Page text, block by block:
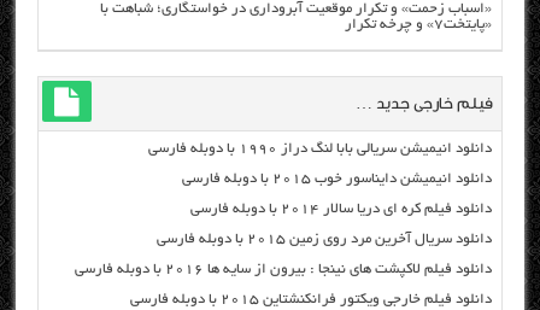
«اسباب زحمت» و تکرار موقعیت آبروداری در خواستگاری؛ شباهت با
«پایتخت۷» و چرخه تکرار
فیلم خارجی جدید …
دانلود انیمیشن سریالی بابا لنگ دراز ۱۹۹۰ با دوبله فارسی
دانلود انیمیشن دایناسور خوب ۲۰۱۵ با دوبله فارسی
دانلود فیلم کره ای دریا سالار ۲۰۱۴ با دوبله فارسی
دانلود سریال آخرین مرد روی زمین ۲۰۱۵ با دوبله فارسی
دانلود فیلم لاکپشت های نینجا : بیرون از سایه ها ۲۰۱۶ با دوبله فارسی
دانلود فیلم خارجی ویکتور فرانکنشتاین ۲۰۱۵ با دوبله فارسی